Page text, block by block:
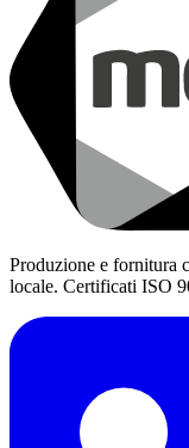
Produzione e fornitura
locale. Certificati ISO